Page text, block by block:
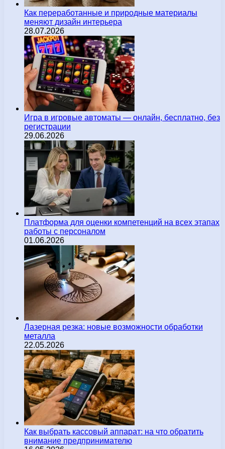
Как переработанные и природные материалы
меняют дизайн интерьера
28.07.2026
Игра в игровые автоматы — онлайн, бесплатно, без
регистрации
29.06.2026
Платформа для оценки компетенций на всех этапах
работы с персоналом
01.06.2026
Лазерная резка: новые возможности обработки
металла
22.05.2026
Как выбрать кассовый аппарат: на что обратить
внимание предпринимателю